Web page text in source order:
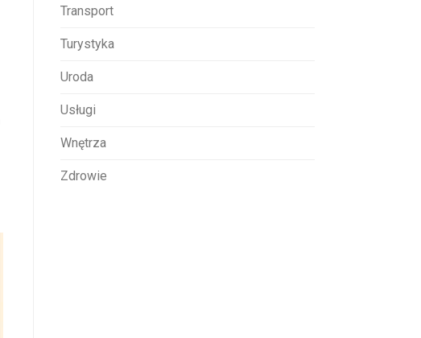
Transport
Turystyka
Uroda
Usługi
Wnętrza
Zdrowie